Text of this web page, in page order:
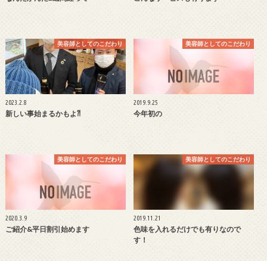
美容師としてのこだわり
2023.2.8
新しい事始まるかもよ⁈
美容師としてのこだわり
2019.9.25
今年初の
美容師としてのこだわり
2020.3.9
ご紹介&平日割引始めます
美容師としてのこだわり
2019.11.21
色味を入れるだけでも有りなので
す！